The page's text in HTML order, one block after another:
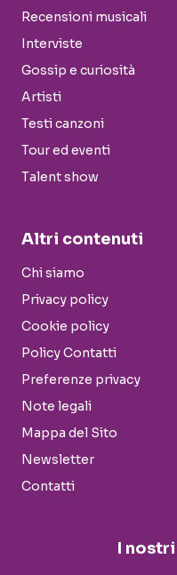
Recensioni musicali
Interviste
Gossip e curiosità
Artisti
Testi canzoni
Tour ed eventi
Talent show
Altri contenuti
Chi siamo
Privacy policy
Cookie policy
Policy Contatti
Preferenze privacy
Note legali
Mappa del Sito
Newsletter
Contatti
I